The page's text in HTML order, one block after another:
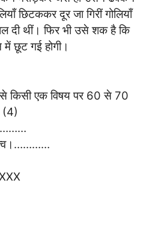
छिटककर दूर जा गिरीं गोलियाँ
दी थीं। फिर भी उसे शक है कि
छूट गई होगी।
से किसी एक विषय पर 60 से 70
(4)